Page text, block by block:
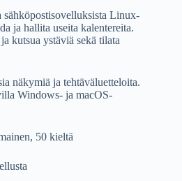
Linux-
ja hallita useita kalentereita.
kutsua ystäviä sekä tilata
​​näkymiä ja tehtäväluetteloita.
Windows- ja macOS-
50 kieltä